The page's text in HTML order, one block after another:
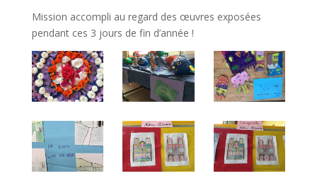
Mission accompli au regard des œuvres exposées
pendant ces 3 jours de fin d’année !